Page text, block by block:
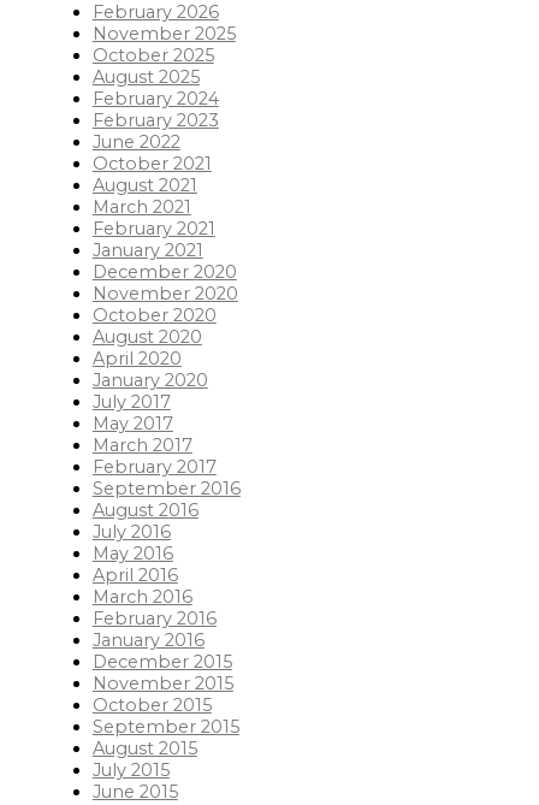
February 2026
November 2025
October 2025
August 2025
February 2024
February 2023
June 2022
October 2021
August 2021
March 2021
February 2021
January 2021
December 2020
November 2020
October 2020
August 2020
April 2020
January 2020
July 2017
May 2017
March 2017
February 2017
September 2016
August 2016
July 2016
May 2016
April 2016
March 2016
February 2016
January 2016
December 2015
November 2015
October 2015
September 2015
August 2015
July 2015
June 2015